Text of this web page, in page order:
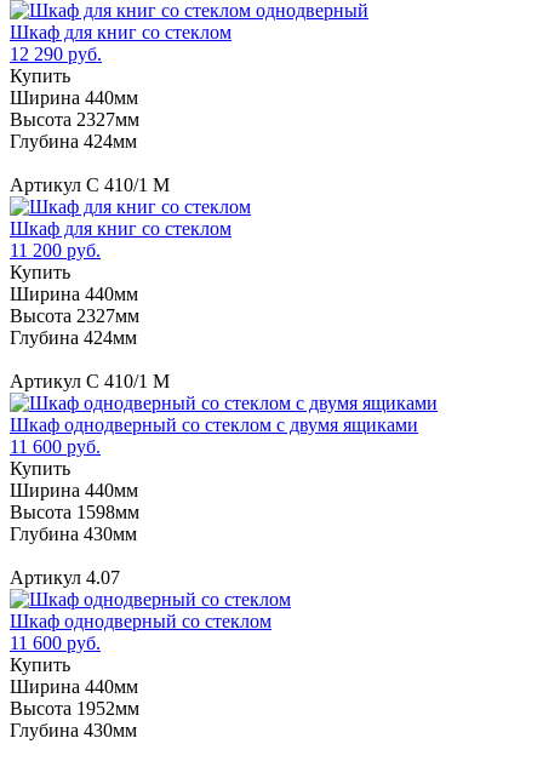
Шкаф для книг со стеклом
12 290 руб.
Купить
Ширина 440мм
Высота 2327мм
Глубина 424мм
Артикул С 410/1 М
Шкаф для книг со стеклом
11 200 руб.
Купить
Ширина 440мм
Высота 2327мм
Глубина 424мм
Артикул С 410/1 М
Шкаф однодверный со стеклом с двумя ящиками
11 600 руб.
Купить
Ширина 440мм
Высота 1598мм
Глубина 430мм
Артикул 4.07
Шкаф однодверный со стеклом
11 600 руб.
Купить
Ширина 440мм
Высота 1952мм
Глубина 430мм